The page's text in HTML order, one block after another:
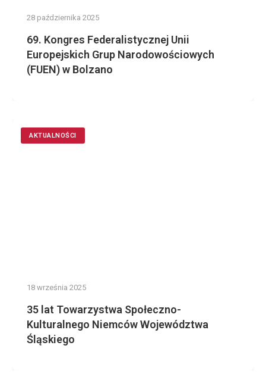
28 października 2025
69. Kongres Federalistycznej Unii
Europejskich Grup Narodowościowych
(FUEN) w Bolzano
AKTUALNOŚCI
18 września 2025
35 lat Towarzystwa Społeczno-
Kulturalnego Niemców Województwa
Śląskiego